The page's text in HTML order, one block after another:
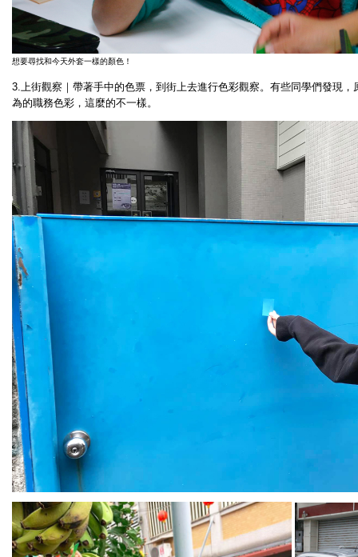
想要尋找和今天外套一樣的顏色！
3.上街觀察｜帶著手中的色票，到街上去進行色彩觀察。有些同學們發現
為的職務色彩，這麼的不一樣。